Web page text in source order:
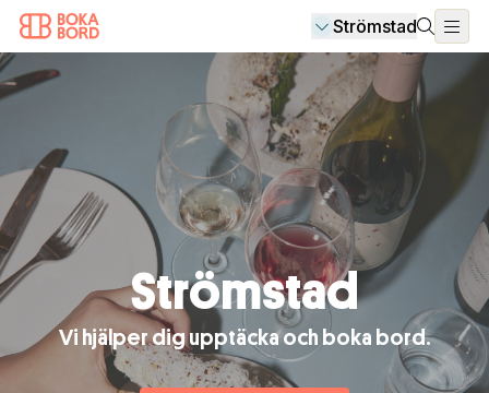
Strömstad
Strömstad
Vi hjälper dig upptäcka och boka bord.